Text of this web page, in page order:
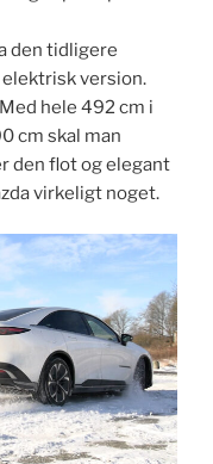
den tidligere
version.
hele 492 cm i
cm skal man
den flot og elegant
virkeligt noget.